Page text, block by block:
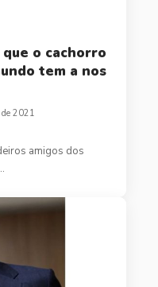
o cachorro
tem a nos
de 2021
amigos dos